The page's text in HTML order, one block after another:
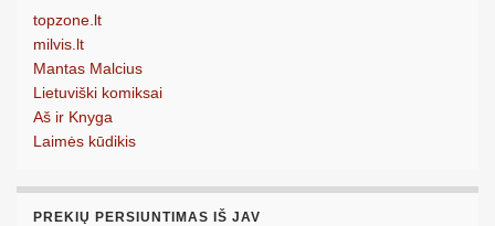
topzone.lt
milvis.lt
Mantas Malcius
Lietuviški komiksai
Aš ir Knyga
Laimės kūdikis
PREKIŲ PERSIUNTIMAS IŠ JAV